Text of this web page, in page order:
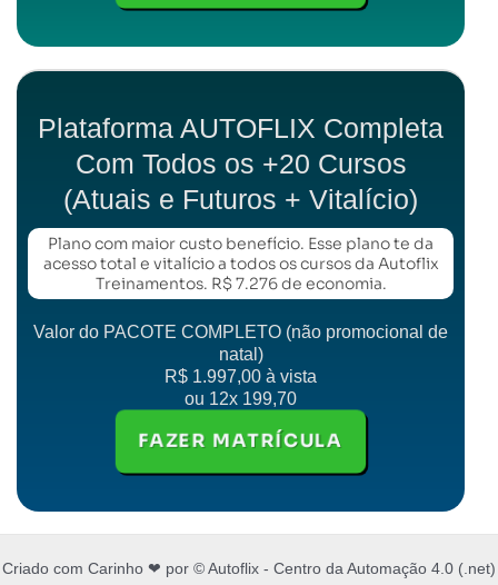
Plataforma AUTOFLIX Completa
Com Todos os +20 Cursos
(Atuais e Futuros + Vitalício)
Plano com maior custo benefício. Esse plano te da
acesso total e vitalício a todos os cursos da Autoflix
Treinamentos. R$ 7.276 de economia.
Valor do PACOTE COMPLETO (não promocional de
natal)
R$ 1.997,00 à vista
ou 12x 199,70
FAZER MATRÍCULA
Criado com Carinho ❤ por © Autoflix - Centro da Automação 4.0 (.net)